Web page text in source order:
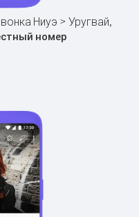
Ниуэ > Уругвай,
номер